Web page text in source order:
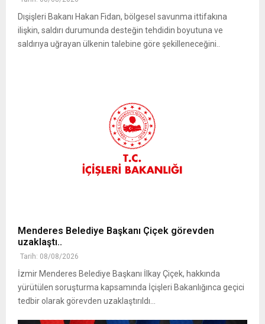
Dışişleri Bakanı Hakan Fidan, bölgesel savunma ittifakına
ilişkin, saldırı durumunda desteğin tehdidin boyutuna ve
saldırıya uğrayan ülkenin talebine göre şekilleneceğini..
Menderes Belediye Başkanı Çiçek görevden
uzaklaştı..
Tarih: 08/08/2026
İzmir Menderes Belediye Başkanı İlkay Çiçek, hakkında
yürütülen soruşturma kapsamında İçişleri Bakanlığınca geçici
tedbir olarak görevden uzaklaştırıldı...